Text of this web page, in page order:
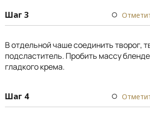
Шаг 3
В отдельной чаше соединить творог,
подсластитель. Пробить массу
гладкого крема.
Шаг 4